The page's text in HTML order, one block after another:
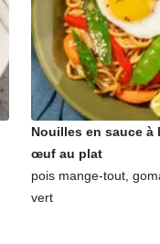
Nouilles en sauce à
œuf au plat
pois mange-tout,
vert